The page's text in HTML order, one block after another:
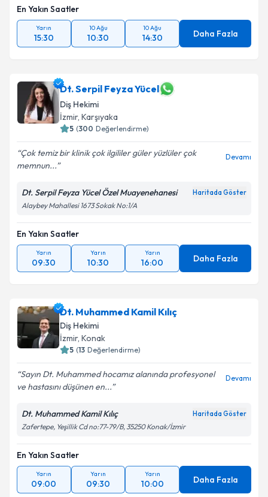
En Yakın Saatler
Yarın
15:30
10 Ağu
10:30
10 Ağu
14:30 Daha Fazla
Dt. Serpil Feyza Yücel
Diş Hekimi
İzmir, Karşıyaka
5 (300 Değerlendirme)
Çok temiz bir klinik çok ilgililer güler yüzlüler çok
memnun...
Devamı
Dt. Serpil Feyza Yücel Özel Muayenehanesi Haritada Göster
Alaybey Mahallesi 1673 Sokak No:1/A
En Yakın Saatler
Yarın
09:30
Yarın
10:30
Yarın
16:00 Daha Fazla
Dt. Muhammed Kamil Kılıç
Diş Hekimi
İzmir, Konak
5 (13 Değerlendirme)
Sayın Dt. Muhammed hocamız alanında profesyonel
ve hastasını düşünen en...
Devamı
Dt. Muhammed Kamil Kılıç Haritada Göster
Zafertepe, Yeşillik Cd no:77-79/B, 35250 Konak/İzmir
En Yakın Saatler
Yarın
09:00
Yarın
09:30
Yarın
10:00 Daha Fazla